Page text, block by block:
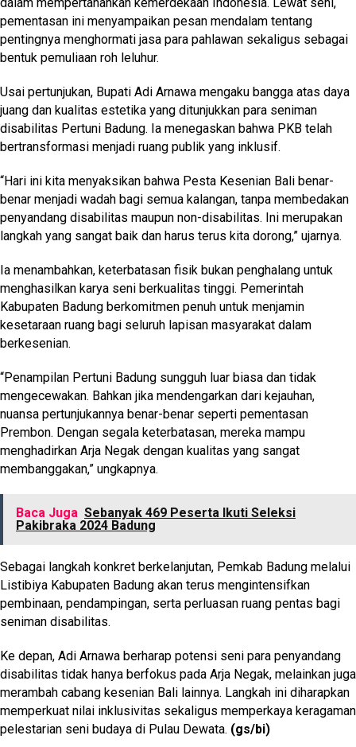
pementasan ini menyampaikan pesan mendalam tentang
pentingnya menghormati jasa para pahlawan sekaligus sebagai
bentuk pemuliaan roh leluhur.
Usai pertunjukan, Bupati Adi Arnawa mengaku bangga atas daya
juang dan kualitas estetika yang ditunjukkan para seniman
disabilitas Pertuni Badung. Ia menegaskan bahwa PKB telah
bertransformasi menjadi ruang publik yang inklusif.
“Hari ini kita menyaksikan bahwa Pesta Kesenian Bali benar-
benar menjadi wadah bagi semua kalangan, tanpa membedakan
penyandang disabilitas maupun non-disabilitas. Ini merupakan
langkah yang sangat baik dan harus terus kita dorong,” ujarnya.
Ia menambahkan, keterbatasan fisik bukan penghalang untuk
menghasilkan karya seni berkualitas tinggi. Pemerintah
Kabupaten Badung berkomitmen penuh untuk menjamin
kesetaraan ruang bagi seluruh lapisan masyarakat dalam
berkesenian.
“Penampilan Pertuni Badung sungguh luar biasa dan tidak
mengecewakan. Bahkan jika mendengarkan dari kejauhan,
nuansa pertunjukannya benar-benar seperti pementasan
Prembon. Dengan segala keterbatasan, mereka mampu
menghadirkan Arja Negak dengan kualitas yang sangat
membanggakan,” ungkapnya.
Baca Juga Sebanyak 469 Peserta Ikuti Seleksi
Pakibraka 2024 Badung
Sebagai langkah konkret berkelanjutan, Pemkab Badung melalui
Listibiya Kabupaten Badung akan terus mengintensifkan
pembinaan, pendampingan, serta perluasan ruang pentas bagi
seniman disabilitas.
Ke depan, Adi Arnawa berharap potensi seni para penyandang
disabilitas tidak hanya berfokus pada Arja Negak, melainkan juga
merambah cabang kesenian Bali lainnya. Langkah ini diharapkan
memperkuat nilai inklusivitas sekaligus memperkaya keragaman
pelestarian seni budaya di Pulau Dewata. (gs/bi)